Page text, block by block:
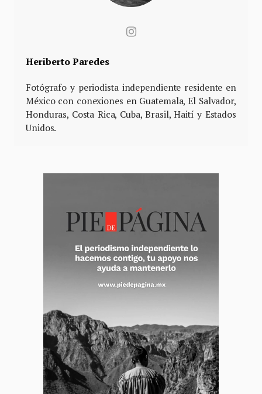
Heriberto Paredes
Fotógrafo y periodista independiente residente en
México con conexiones en Guatemala, El Salvador,
Honduras, Costa Rica, Cuba, Brasil, Haití y Estados
Unidos.